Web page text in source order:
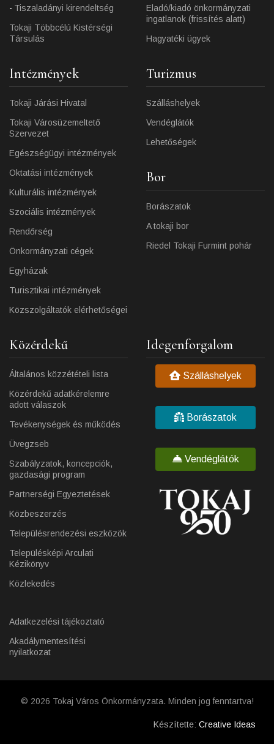
Tiszaladányi kirendeltség
Tokaji Többcélú Kistérségi
Társulás
Eladó/kiadó önkormányzati
ingatlanok (frissítés alatt)
Hagyatéki ügyek
Intézmények
Tokaji Járási Hivatal
Tokaji Városüzemeltető
Szervezet
Egészségügyi intézmények
Oktatási intézmények
Kulturális intézmények
Szociális intézmények
Rendőrség
Önkormányzati cégek
Egyházak
Turisztikai intézmények
Közszolgáltatók elérhetőségei
Turizmus
Szálláshelyek
Vendéglátók
Lehetőségek
Bor
Borászatok
A tokaji bor
Riedel Tokaji Furmint pohár
Közérdekű
Általános közzétételi lista
Közérdekű adatkérelemre
adott válaszok
Tevékenységek és működés
Üvegzseb
Szabályzatok, koncepciók,
gazdasági program
Partnerségi Egyeztetések
Közbeszerzés
Településrendezési eszközök
Településképi Arculati
Kézikönyv
Közlekedés
Adatkezelési tájékoztató
Akadálymentesítési
nyilatkozat
Idegenforgalom
Szálláshelyek
Borászatok
Vendéglátók
© 2026 Tokaj Város Önkormányzata. Minden jog fenntartva!
Készítette: Creative Ideas